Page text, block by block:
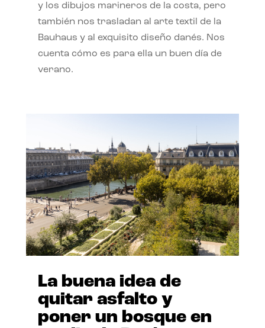
y los dibujos marineros de la costa, pero
también nos trasladan al arte textil de la
Bauhaus y al exquisito diseño danés. Nos
cuenta cómo es para ella un buen día de
verano.
La buena idea de
quitar asfalto y
poner un bosque en